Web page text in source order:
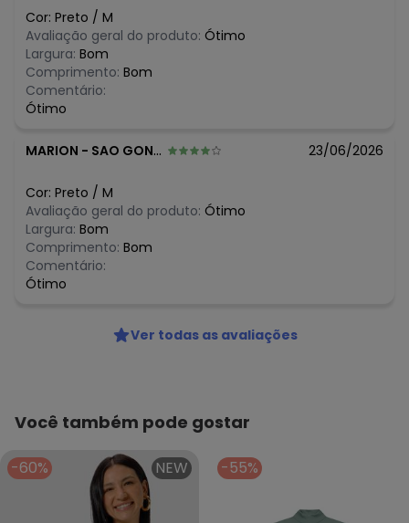
maio/2026
abril/2026
março/2026
fevereiro/2026
Cor: Preto / M
Avaliação geral do produto: Ótimo
Largura: Bom
Comprimento: Bom
Comentário:
Ótimo
MARION - SAO GONCALO - RJ 23/06/2026
Cor: Preto / M
Avaliação geral do produto: Ótimo
Largura: Bom
Comprimento: Bom
Comentário:
Ótimo
Ver todas as avaliações
Você também pode gostar
-60% NEW -55%